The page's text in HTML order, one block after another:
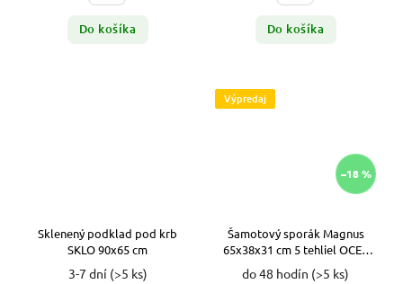
Do košíka Do košíka
Sklenený podklad pod krb
SKLO 90x65 cm
3-7 dní (>5 ks)
Výpredaj
–18 %
Šamotový sporák Magnus
65x38x31 cm 5 tehliel OCEĽ
VYPR
do 48 hodín (>5 ks)